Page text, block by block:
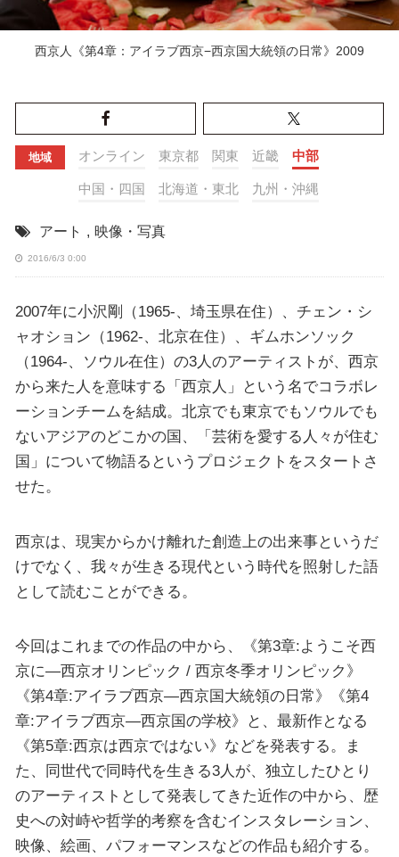
西京人《第4章：アイラブ西京−西京国大統領の日常》2009
地域 オンライン 東京都 関東 近畿 中部
中国・四国 北海道・東北 九州・沖縄
アート , 映像・写真
2016/6/3 0:00
2007年に小沢剛（1965-、埼玉県在住）、チェン・シ
ャオション（1962-、北京在住）、ギムホンソック
（1964-、ソウル在住）の3人のアーティストが、西京
から来た人を意味する「西京人」という名でコラボレ
ーションチームを結成。北京でも東京でもソウルでも
ないアジアのどこかの国、「芸術を愛する人々が住む
国」について物語るというプロジェクトをスタートさ
せた。
西京は、現実からかけ離れた創造上の出来事というだ
けでなく、我々が生きる現代という時代を照射した語
として読むことができる。
今回はこれまでの作品の中から、《第3章:ようこそ西
京に—西京オリンピック / 西京冬季オリンピック》
《第4章:アイラブ西京—西京国大統領の日常》《第4
章:アイラブ西京—西京国の学校》と、最新作となる
《第5章:西京は西京ではない》などを発表する。ま
た、同世代で同時代を生きる3人が、独立したひとり
のアーティストとして発表してきた近作の中から、歴
史への対峙や哲学的考察を含むインスタレーション、
映像、絵画、パフォーマンスなどの作品も紹介する。